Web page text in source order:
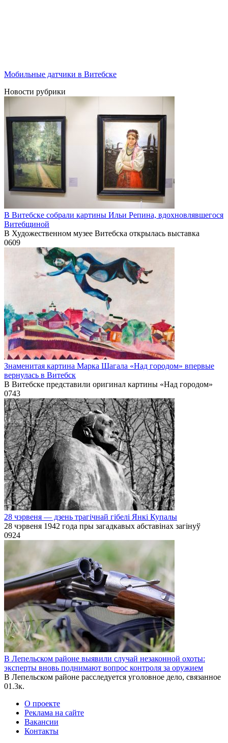
Мобильные датчики в Витебске
Новости рубрики
В Витебске собрали картины Ильи Репина, вдохновлявшегося
Витебщиной
В Художественном музее Витебска открылась выставка
0609
Знаменитая картина Марка Шагала «Над городом» впервые
вернулась в Витебск
В Витебске представили оригинал картины «Над городом»
0743
28 чэрвеня — дзень трагічнай гібелі Янкі Купалы
28 чэрвеня 1942 года пры загадкавых абставінах загінуў
0924
В Лепельском районе выявили случай незаконной охоты:
эксперты вновь поднимают вопрос контроля за оружием
В Лепельском районе расследуется уголовное дело, связанное
01.3к.
О проекте
Реклама на сайте
Вакансии
Контакты